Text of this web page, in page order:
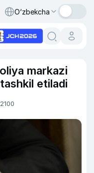
O‘zbekcha
markazi
etiladi
2100